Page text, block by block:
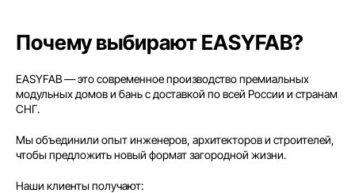
Почему выбирают EASYFAB?
EASYFAB — это современное производство премиальных
модульных домов и бань с доставкой по всей России и странам
СНГ.
Мы объединили опыт инженеров, архитекторов и строителей,
чтобы предложить новый формат загородной жизни.
Наши клиенты получают: